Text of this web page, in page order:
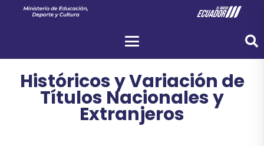
Históricos y Variación de
Títulos Nacionales y
Extranjeros